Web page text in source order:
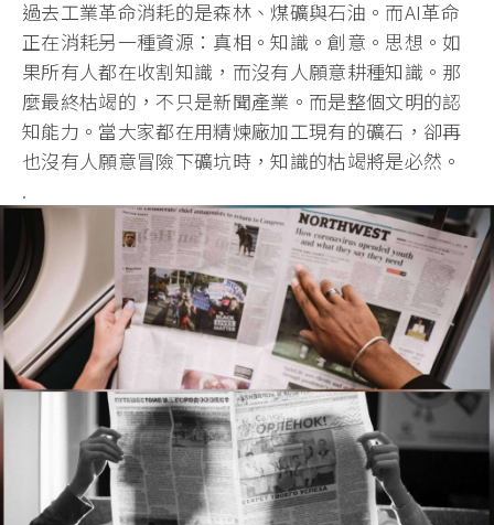
過去工業革命消耗的是森林、煤礦與石油。而AI革命
正在消耗另一種資源：真相。知識。創意。思想。如
果所有人都在收割知識，而沒有人願意耕種知識。那
麼最終枯竭的，不只是新聞產業。而是整個文明的認
知能力。當大家都在用精煉廠加工現有的礦石，卻再
也沒有人願意冒險下礦坑時，知識的枯竭將是必然。
.